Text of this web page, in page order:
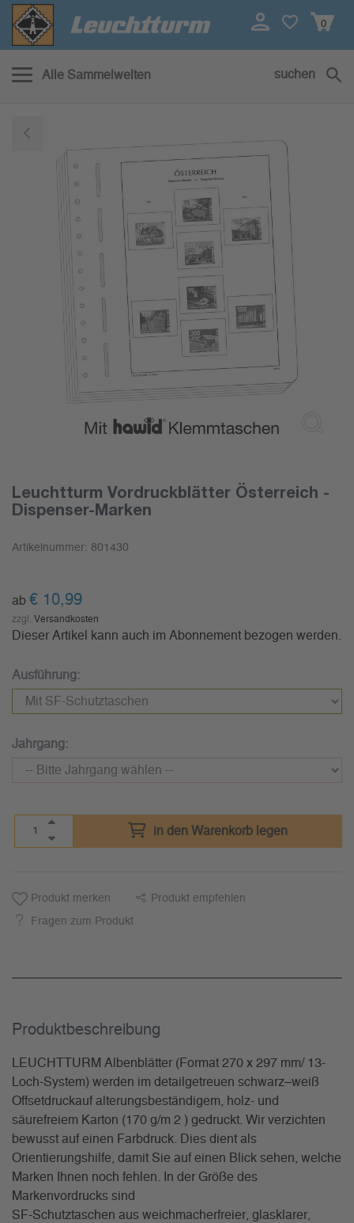
0
Alle Sammelwelten suchen
Leuchtturm Vordruckblätter Österreich -
Dispenser-Marken
Artikelnummer: 801430
ab € 10,99
zzgl. Versandkosten
Dieser Artikel kann auch im Abonnement bezogen werden.
Ausführung:
Jahrgang:
in den Warenkorb legen
Produkt merken Produkt empfehlen
Fragen zum Produkt
Produkt­beschreibung
LEUCHTTURM Albenblätter (Format 270 x 297 mm/ 13-
Loch-System) werden im detailgetreuen schwarz–weiß
Offsetdruckauf alterungsbeständigem, holz- und
säurefreiem Karton (170 g/m 2 ) gedruckt. Wir verzichten
bewusst auf einen Farbdruck. Dies dient als
Orientierungshilfe, damit Sie auf einen Blick sehen, welche
Marken Ihnen noch fehlen. In der Größe des
Markenvordrucks sind
SF-Schutztaschen aus weichmacherfreier, glasklarer,